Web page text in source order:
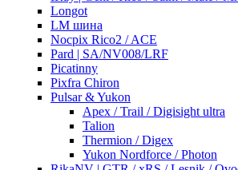
Longot
LM шина
Nocpix Rico2 / ACE
Pard | SA/NV008/LRF
Picatinny
Pixfra Chiron
Pulsar & Yukon
Apex / Trail / Digisight ultra
Talion
Thermion / Digex
Yukon Nordforce / Photon